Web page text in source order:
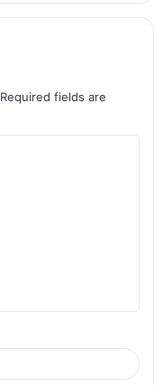
Required fields are